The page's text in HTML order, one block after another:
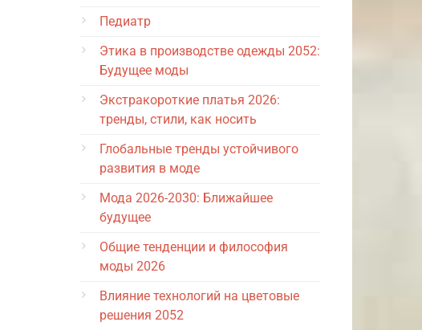
Педиатр
Этика в производстве одежды 2052:
Будущее моды
Экстракороткие платья 2026:
тренды, стили, как носить
Глобальные тренды устойчивого
развития в моде
Мода 2026-2030: Ближайшее
будущее
Общие тенденции и философия
моды 2026
Влияние технологий на цветовые
решения 2052